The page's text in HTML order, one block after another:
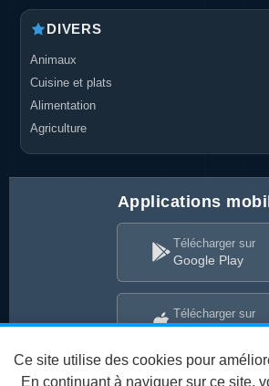
Ce site utilise des cookies pour
En continuant à naviguer sur ce site,
DIVERS
Animaux
Cuisine et plats
Alimentation
Agriculture
Applications
Télécharger sur
Google Play
Télécharger sur
App Store